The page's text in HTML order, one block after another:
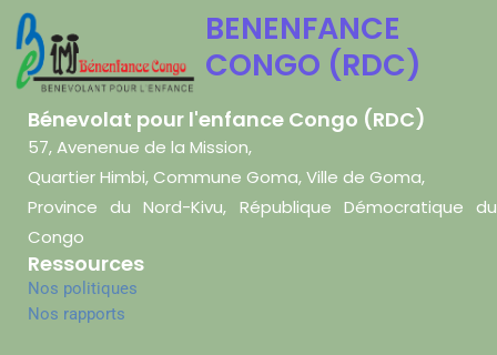
BENENFANCE
CONGO (RDC)
Bénevolat pour l'enfance Congo (RDC)
57, Avenenue de la Mission,
Quartier Himbi, Commune Goma, Ville de Goma,
Province du Nord-Kivu, République Démocratique du
Congo
Ressources
Nos politiques
Nos rapports